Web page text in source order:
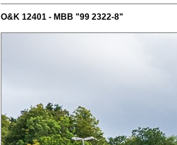
O&K 12401 - MBB "99 2322-8"